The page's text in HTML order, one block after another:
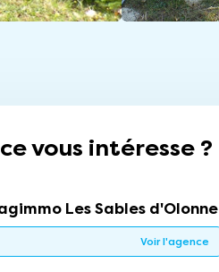
vous intéresse ?
Les Sables d'Olonne
Voir l'agence